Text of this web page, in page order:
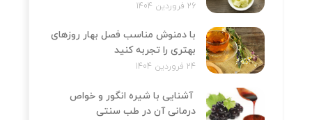
26 فروردین 1404
با دمنوش مناسب فصل بهار روزهای
بهتری را تجربه کنید
24 فروردین 1404
آشنایی با شیره انگور و خواص
درمانی آن در طب سنتی